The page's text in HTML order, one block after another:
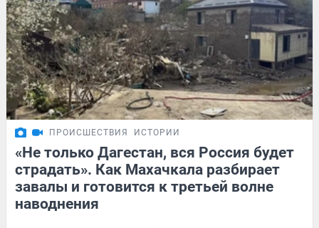
ПРОИСШЕСТВИЯ ИСТОРИИ
«Не только Дагестан, вся Россия будет
страдать». Как Махачкала разбирает
завалы и готовится к третьей волне
наводнения